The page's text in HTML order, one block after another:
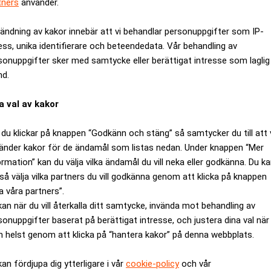
använder.
av kakor innebär att vi behandlar personuppgifter som IP-
unika identifierare och beteendedata. Vår behandling av
sker med samtycke eller berättigat intresse som laglig
val av kakor
klickar på knappen “Godkänn och stäng” så samtycker du till att
kakor för de ändamål som listas nedan. Under knappen “Mer
kan du välja vilka ändamål du vill neka eller godkänna. Du
välja vilka partners du vill godkänna genom att klicka på knappen
våra partners”.
när du vill återkalla ditt samtycke, invända mot behandling av
baserat på berättigat intresse, och justera dina val när
helst genom att klicka på “hantera kakor” på denna webbplats.
fördjupa dig ytterligare i vår cookie-policyoch vår
fått en varning och en har fått en erinran, det framgår av ett
om att licenshavare ska ha brustit vid kreditgivning och
i samband med att hantering av kreditärenden blivit allt